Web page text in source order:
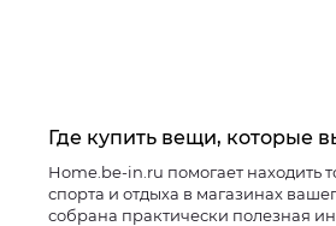
Где купить вещи, которые
Home.be-in.ru помогает находить
спорта и отдыха в магазинах
собрана практически полезная